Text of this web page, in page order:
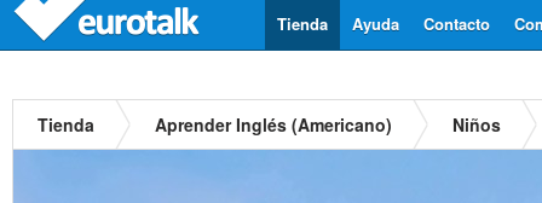
Contacto
Ayuda
Tienda
Tienda Aprender Inglés (Americano) Niños